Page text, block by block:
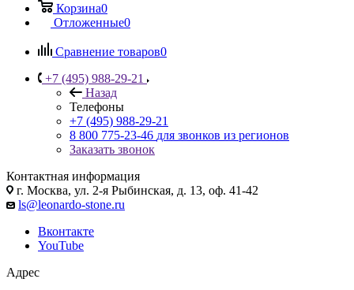
Корзина0
Отложенные0
Сравнение товаров0
+7 (495) 988-29-21
Назад
Телефоны
+7 (495) 988-29-21
8 800 775-23-46 для звонков из регионов
Заказать звонок
Контактная информация
г. Москва, ул. 2-я Рыбинская, д. 13, оф. 41-42
ls@leonardo-stone.ru
Вконтакте
YouTube
Адрес